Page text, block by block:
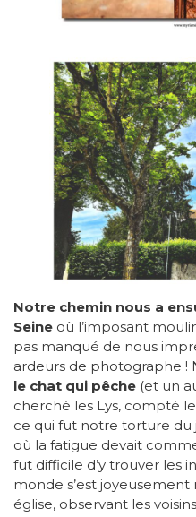
Notre chemin nous a
Seine où l’imposant
pas manqué de nous
ardeurs de photographe !
le chat qui pêche (et un
cherché les Lys, compté
ce qui fut notre torture du
où la fatigue devait
fut difficile d’y trouver les
monde s’est
église, observant les